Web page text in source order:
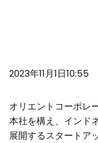
2023年11月1日10:55
オリエントコーポレ
本社を構え、インド
展開するスタート